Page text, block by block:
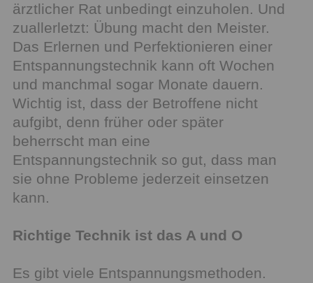
ärztlicher Rat unbedingt einzuholen. Und
zuallerletzt: Übung macht den Meister.
Das Erlernen und Perfektionieren einer
Entspannungstechnik kann oft Wochen
und manchmal sogar Monate dauern.
Wichtig ist, dass der Betroffene nicht
aufgibt, denn früher oder später
beherrscht man eine
Entspannungstechnik so gut, dass man
sie ohne Probleme jederzeit einsetzen
kann.
Richtige Technik ist das A und O
Es gibt viele Entspannungsmethoden.